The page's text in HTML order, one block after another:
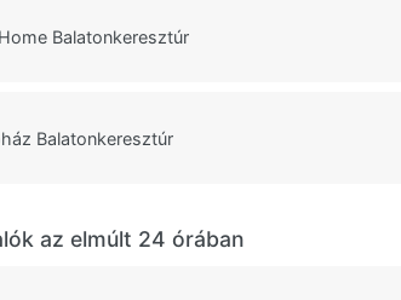
Balatonkeresztúr
Balatonkeresztúr
az elmúlt 24 órában